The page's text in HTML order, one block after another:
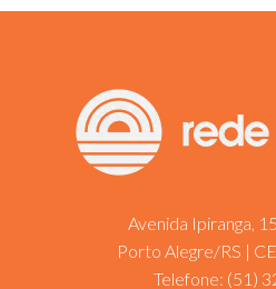
Avenida Ipiranga,
Porto Alegre/RS |
Telefone: (51)